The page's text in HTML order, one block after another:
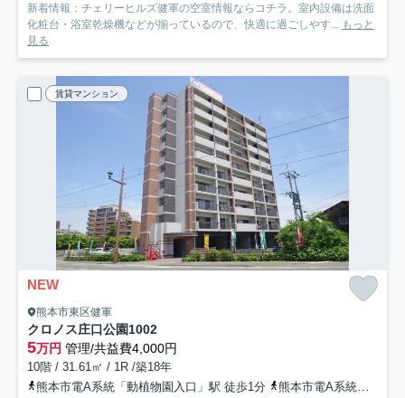
新着情報：チェリーヒルズ健軍の空室情報ならコチラ。室内設備は洗面
化粧台・浴室乾燥機などが揃っているので、快適に過ごしやす... もっと
見る
賃貸マンション
NEW
熊本市東区健軍
クロノス庄口公園1002
5万円 管理/共益費4,000円
10階 / 31.61㎡ / 1R /築18年
熊本市電A系統「動植物園入口」駅 徒歩1分
熊本市電A系統「健軍交番前」駅 徒歩3分